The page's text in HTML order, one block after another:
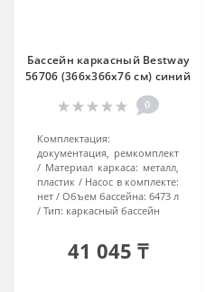
Бассейн каркасный Bestway
56706 (366x366x76 см) синий
0
Комплектация:
документация, ремкомплект
Материал каркаса: металл,
пластик
Насос в комплекте:
нет
Объем бассейна: 6473 л
Тип: каркасный бассейн
41 045 ₸